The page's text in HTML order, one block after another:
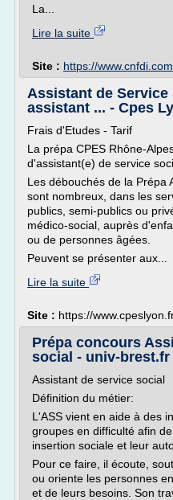
La...
Lire la suite
Site : https://www.cnfdi.com
Assistant de Service
assistant ... - Cpes
Frais d'Etudes - Tarif
La prépa CPES Rhône-
d'assistant(e) de service
Les débouchés de la Prépa
sont nombreux, dans les
publics, semi-publics ou
médico-social, auprès
ou de personnes âgées.
Peuvent se présenter aux...
Lire la suite
Site : https://
Prépa concours
social - univ-brest.fr
Assistant de service social
Définition du métier:
L'ASS vient en aide à des
groupes en difficulté afin
insertion sociale et leur
Pour ce faire, il écoute,
ou oriente les personnes
et de leurs besoins. Son